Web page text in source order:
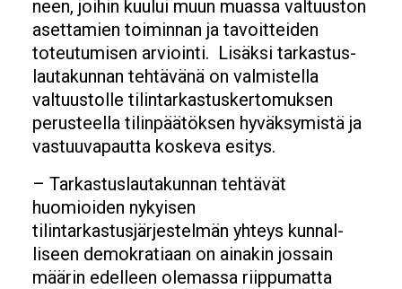
neen, joihin kuului muun muassa valtuuston
asettamien toiminnan ja tavoitteiden
toteu­tumisen arviointi. Lisäksi tarkastus­
lautakunnan tehtävänä on valmistella
valtuustolle tilintarkas­tuskertomuksen
perusteella tilinpää­töksen hyväksymistä ja
vastuuvapautta koskeva esitys.
– Tarkastuslautakunnan tehtävät
huomioiden nykyisen
tilintarkastusjärjestelmän yhteys kunnal­
liseen demokratiaan on ainakin jossain
määrin edelleen olemassa riippumatta